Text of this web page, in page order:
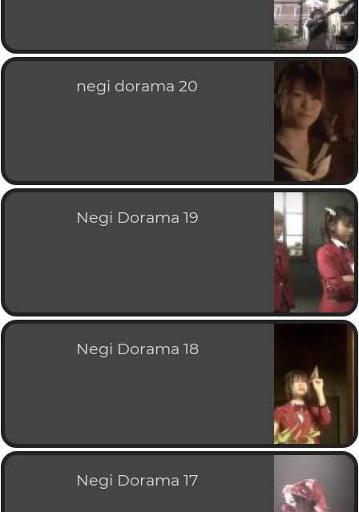
negi dorama 20
Negi Dorama 19
Negi Dorama 18
Negi Dorama 17